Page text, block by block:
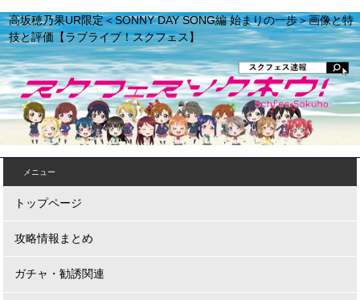
高坂穂乃果UR限定＜SONNY DAY SONG編 始まりの一歩＞画像と特
技と評価【ラブライブ！スクフェス】
メニュー
トップページ
攻略情報まとめ
ガチャ・勧誘関連